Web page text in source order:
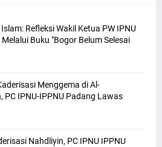
Refleksi Wakil Ketua PW IPNU
Buku "Bogor Belum Selesai
Menggema di Al-
PC IPNU-IPPNU Padang Lawas
Nahdliyin, PC IPNU IPPNU